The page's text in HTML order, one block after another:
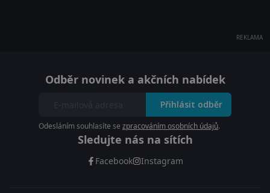
REKLAMA
Odběr novinek a akčních nabídek
Přihlásit odběr
Odesláním souhlasíte se zpracováním osobních údajů.
Sledujte nás na sítích
Facebook Instagram